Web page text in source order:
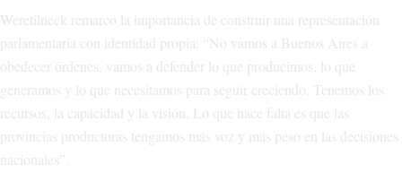
Weretilneck remarcó la importancia de construir una representación
parlamentaria con identidad propia: “No vamos a Buenos Aires a
obedecer órdenes, vamos a defender lo que producimos, lo que
generamos y lo que necesitamos para seguir creciendo. Tenemos los
recursos, la capacidad y la visión. Lo que hace falta es que las
provincias productoras tengamos más voz y más peso en las decisiones
nacionales”.